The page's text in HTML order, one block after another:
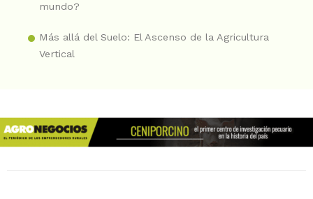
mundo?
Más allá del Suelo: El Ascenso de la Agricultura
Vertical